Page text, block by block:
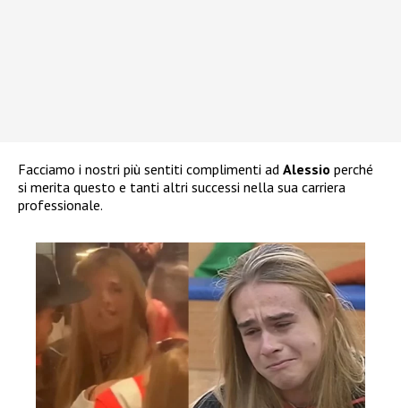
Facciamo i nostri più sentiti complimenti ad Alessio perché
si merita questo e tanti altri successi nella sua carriera
professionale.